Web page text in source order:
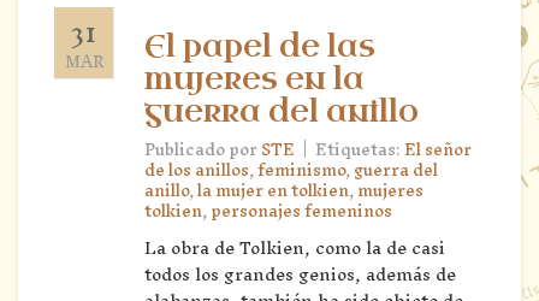
31
MAR
El papel de las
mujeres en la
guerra del anillo
Publicado porSTE | Etiquetas:El señor
de los anillos,feminismo,guerra del
anillo,la mujer en tolkien,mujeres
tolkien,personajes femeninos
La obra de Tolkien, como la de casi
todos los grandes genios, además de